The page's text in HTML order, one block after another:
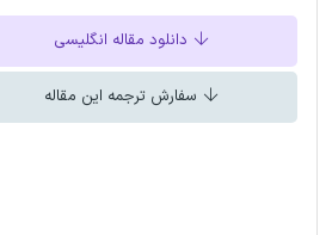
دانلود مقاله انگلیسی
سفارش ترجمه این مقاله